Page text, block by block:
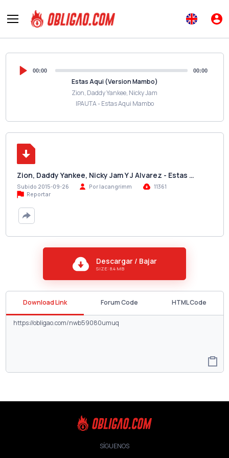
00:00 00:00
Estas Aqui (Version Mambo)
Zion, Daddy Yankee, Nicky Jam
IPAUTA - Estas Aqui Mambo
Zion, Daddy Yankee, Nicky Jam Y J Alvarez - Estas …
Subido 2015-09-26 Por lacangrimm
11361
Reportar
Descargar / Bajar
SIZE: 8.4 MB
Download Link Forum Code HTML Code
SÍGUENOS